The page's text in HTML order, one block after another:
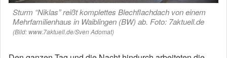
Sturm “Niklas” reißt komplettes Blechflachdach von einem
Mehrfamilienhaus in Waiblingen (BW) ab. Foto: 7aktuell.de
(Bild: www.7aktuell.de/Sven Adomat)